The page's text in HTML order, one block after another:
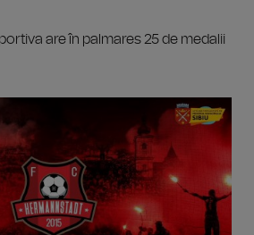
are în palmares 25 de medalii